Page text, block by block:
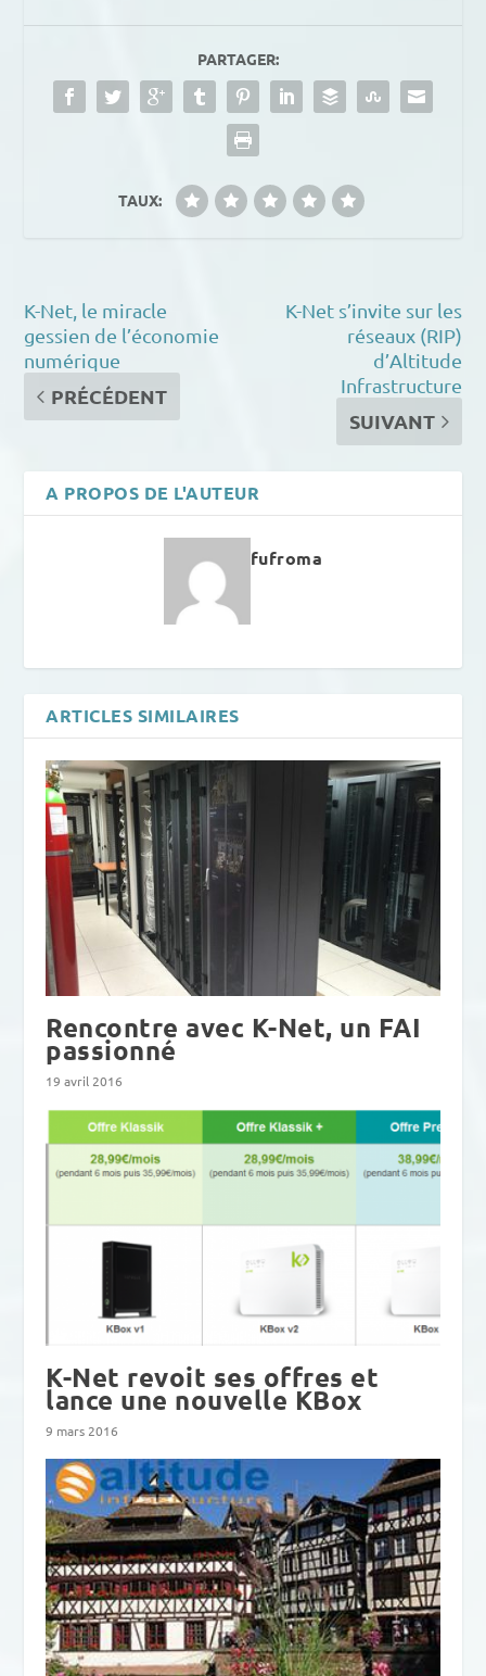
PARTAGER:
TAUX:
K-Net, le miracle
gessien de l’économie
numérique
PRÉCÉDENT
K-Net s’invite sur les
réseaux (RIP)
d’Altitude
Infrastructure
SUIVANT
A PROPOS DE L'AUTEUR
fufroma
ARTICLES SIMILAIRES
Rencontre avec K-Net, un FAI
passionné
19 avril 2016
K-Net revoit ses offres et
lance une nouvelle KBox
9 mars 2016